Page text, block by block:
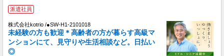
SOMPOケア 川口戸塚 小規模多機能/3266ka1
【介護福祉士】 月給：271,300円 年収例：370
万円〜 【実務者研修】 月給：241,500円 年収例：
派遣社員
株式会社kotrio /●SW-H1-2101018
未経験の方も歓迎＊高齢者の方が暮らす高級マ
ンションにて、見守りや生活相談など。日払い
◎